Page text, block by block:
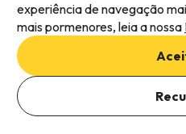
Adicionar datas para verificar
Termos e condições gerais
Privacidade dos dados
Política de cookies
experiência de navegação
mais pormenores, leia a nossa